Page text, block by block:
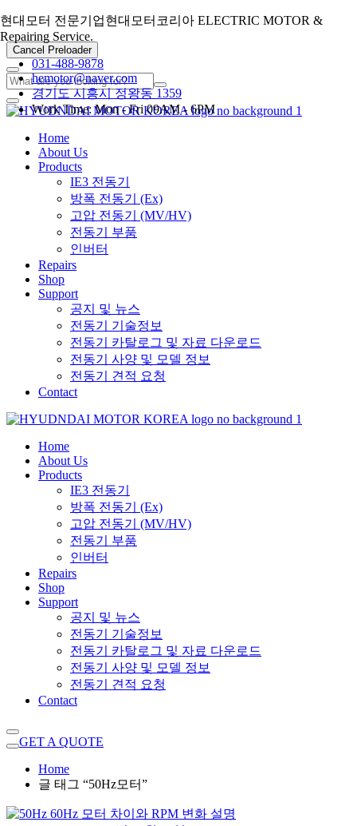
Cancel Preloader
Home
About Us
Products
IE3 전동기
방폭 전동기 (Ex)
고압 전동기 (MV/HV)
전동기 부품
인버터
Repairs
Shop
Support
공지 및 뉴스
전동기 기술정보
전동기 카탈로그 및 자료 다운로드
전동기 사양 및 모델 정보
전동기 견적 요청
Contact
현대모터 전문기업현대모터코리아 ELECTRIC MOTOR &
Repairing Service.
031-488-9878
hemotor@naver.com
경기도 시흥시 정왕동 1359
Work Time: Mon - Fri 09AM - 6PM
Home
About Us
Products
IE3 전동기
방폭 전동기 (Ex)
고압 전동기 (MV/HV)
전동기 부품
인버터
Repairs
Shop
Support
공지 및 뉴스
전동기 기술정보
전동기 카탈로그 및 자료 다운로드
전동기 사양 및 모델 정보
전동기 견적 요청
Contact
GET A QUOTE
Home
글 태그 “50Hz모터”